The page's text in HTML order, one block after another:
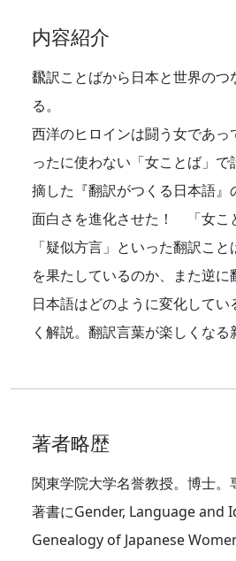
内容紹介
飜訳ことばから日本と世界のつ
る。
西洋のヒロインは闘う女であっ
ったに使わない「女ことば」
摘した『翻訳がつくる日本語』
面白さを進化させた！ 「女こ
「疑似方言」といった翻訳こ
を果たしているのか、また逆に
日本語はどのように変化して
く解説。翻訳言葉が楽しくなる
著者略歴
関東学院大学名誉教授。博士。
著書にGender, Language and
Genealogy of Japanese